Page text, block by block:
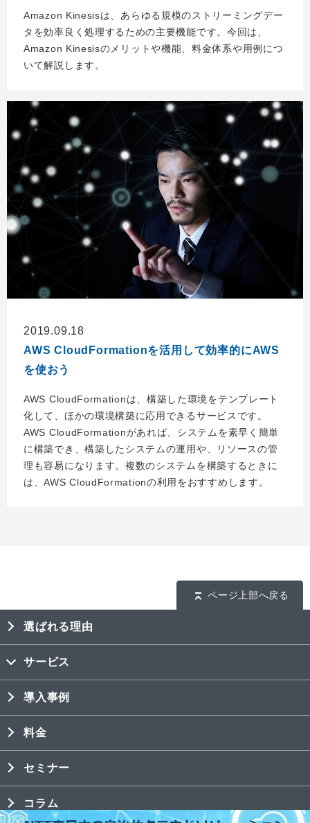
Amazon Kinesisは、あらゆる規模のストリーミングデー
タを効率良く処理するための主要機能です。今回は、
Amazon Kinesisのメリットや機能、料金体系や用例につ
いて解説します。
2019.09.18
AWS CloudFormationを活用して効率的にAWS
を使おう
AWS CloudFormationは、構築した環境をテンプレート
化して、ほかの環境構築に応用できるサービスです。
AWS CloudFormationがあれば、システムを素早く簡単
に構築でき、構築したシステムの運用や、リソースの管
理も容易になります。複数のシステムを構築するときに
は、AWS CloudFormationの利用をおすすめします。
ページ上部へ戻る
選ばれる理由
サービス
導入事例
料金
セミナー
コラム